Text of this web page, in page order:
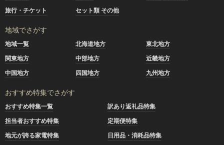
旅行・チケット
セット類 その他
地域でさがす
地域一覧 北海道地方
東北地方
関東地方
中部地方
近畿地方
中国地方
四国地方 九州地方
おすすめ特集でさがす
おすすめ特集一覧
訳あり返礼品特集
担当者おすすめ特集
定期便特集
地元が誇る家電特集
日用品・消耗品特集